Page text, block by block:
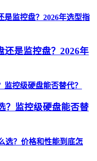
还是监控盘？2026年
？监控级硬盘能否替